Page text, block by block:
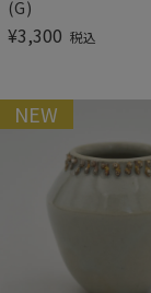
(G)
¥3,300 税込
NEW